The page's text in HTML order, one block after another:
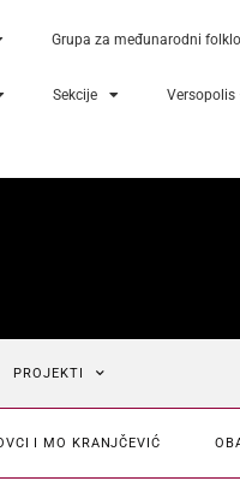
Grupa za međunarodni
Sekcije Versopolis
PROJEKTI
I MO KRANJČEVIĆ